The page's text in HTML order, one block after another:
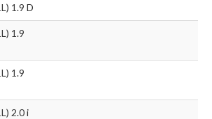
1.9 D
1.9
1.9
2.0 i